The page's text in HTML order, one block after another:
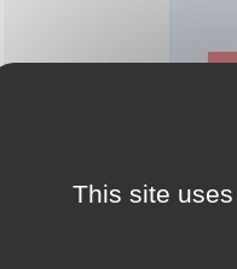
This site